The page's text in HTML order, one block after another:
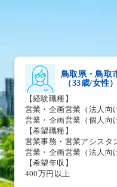
鳥取県・鳥取
（33歳/女性）
【経験職種】
営業・企画営業（法人向
営業・企画営業（個人向
【希望職種】
営業事務・営業アシスタ
営業・企画営業（法人向
【希望年収】
400万円以上